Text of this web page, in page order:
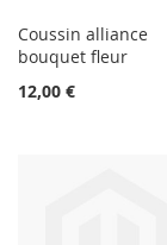
Coussin alliance
bouquet fleur
12,00 €